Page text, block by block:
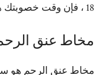
18 ، فإن وقت خصوبتك هو اليوم 10 إلى 20 من دورتك.
مخاط عنق
مخاط عنق الرحم هو